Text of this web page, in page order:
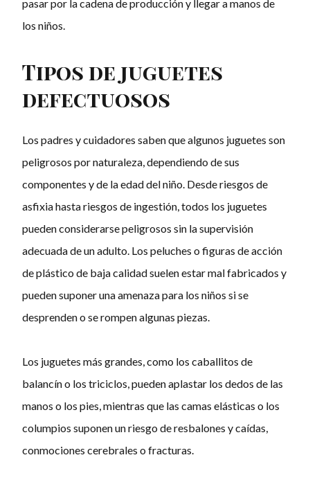
pasar por la cadena de producción y llegar a manos de
los niños.
Tipos de juguetes
defectuosos
Los padres y cuidadores saben que algunos juguetes son
peligrosos por naturaleza, dependiendo de sus
componentes y de la edad del niño. Desde riesgos de
asfixia hasta riesgos de ingestión, todos los juguetes
pueden considerarse peligrosos sin la supervisión
adecuada de un adulto. Los peluches o figuras de acción
de plástico de baja calidad suelen estar mal fabricados y
pueden suponer una amenaza para los niños si se
desprenden o se rompen algunas piezas.
Los juguetes más grandes, como los caballitos de
balancín o los triciclos, pueden aplastar los dedos de las
manos o los pies, mientras que las camas elásticas o los
columpios suponen un riesgo de resbalones y caídas,
conmociones cerebrales o fracturas.